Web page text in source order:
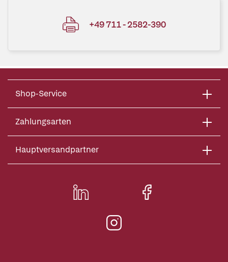
+49 711 - 2582-390
Shop-Service
Zahlungsarten
Hauptversandpartner